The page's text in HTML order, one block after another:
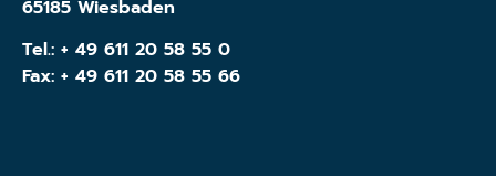
65185 Wiesbaden
Tel.: + 49 611 20 58 55 0
Fax: + 49 611 20 58 55 66